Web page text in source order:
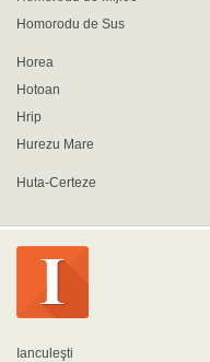
Homorodu de Sus
Horea
Hotoan
Hrip
Hurezu Mare
Huta-Certeze
Ianculeşti